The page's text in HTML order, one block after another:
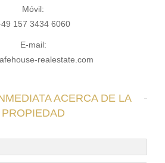
Móvil:
157 3434 6060
E-mail:
realestate.com
ACERCA DE LA
PROPIEDAD